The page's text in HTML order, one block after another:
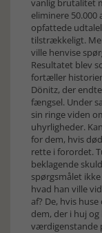
vanlig brutalitet
eliminere
opfattede
tilstrækkeligt.
ville henvise
Resultatet blev
fortæller
Dönitz, der
fængsel. Under
sin ringe viden
uhyrligheder.
for dem, hvis
rette i forordet.
beklagende
spørgsmålet
hvad han ville
af? De, hvis
dem, der i huj
værdigenstande